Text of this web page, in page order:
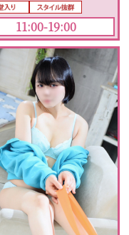
11:00-19:00